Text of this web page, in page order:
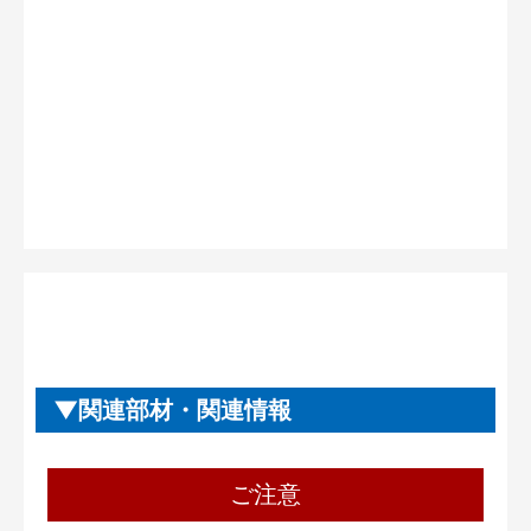
関連部材・関連情報
ご注意